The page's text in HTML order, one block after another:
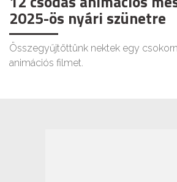
2025-ös nyári szünetre
Összegyűjtöttünk nektek egy
animációs filmet.